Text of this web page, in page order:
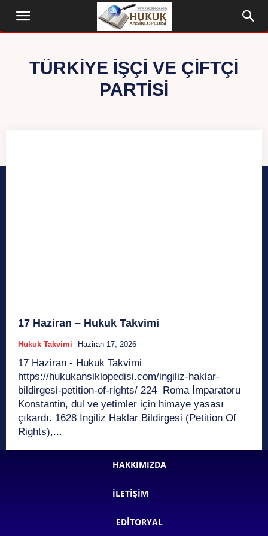
TÜRKIYE İŞÇI VE ÇIFTÇI
PARTISI
17 Haziran – Hukuk Takvimi
Hukuk Takvimi Haziran 17, 2026
17 Haziran - Hukuk Takvimi
https://hukukansiklopedisi.com/ingiliz-haklar-
bildirgesi-petition-of-rights/ 224 Roma İmparatoru
Konstantin, dul ve yetimler için himaye yasası
çıkardı. 1628 İngiliz Haklar Bildirgesi (Petition Of
Rights),...
HAKKIMIZDA
İLETIŞIM
EDITORYAL